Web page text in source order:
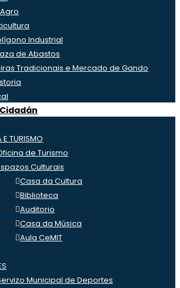
Industrial
de Abastos
Tradicionais e Mercado de Gando
E TURISMO
de Turismo
Culturais
Casa da Cultura
Biblioteca
Auditorio
Casa da Música
Aula CeMIT
Municipal de Deportes